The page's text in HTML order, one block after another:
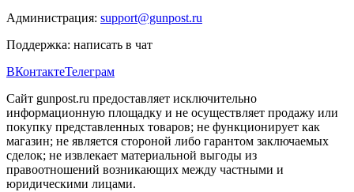
Администрация: support@gunpost.ru
Поддержка: написать в чат
ВКонтактеТелеграм
Сайт gunpost.ru предоставляет исключительно
информационную площадку и не осуществляет продажу или
покупку представленных товаров; не функционирует как
магазин; не является стороной либо гарантом заключаемых
сделок; не извлекает материальной выгоды из
правоотношений возникающих между частными и
юридическими лицами.